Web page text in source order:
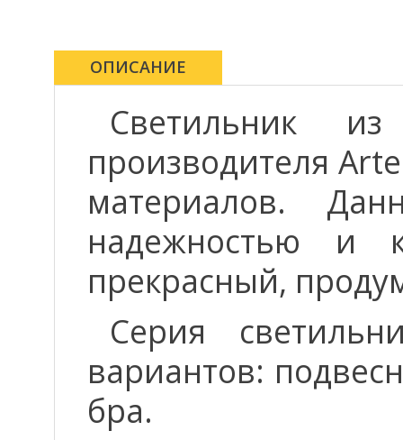
ОПИСАНИЕ
Светильник
производителя
материалов.
надежностью и
прекрасный,
Серия
вариантов:
бра.